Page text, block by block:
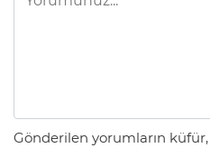
Gönderilen yorumların